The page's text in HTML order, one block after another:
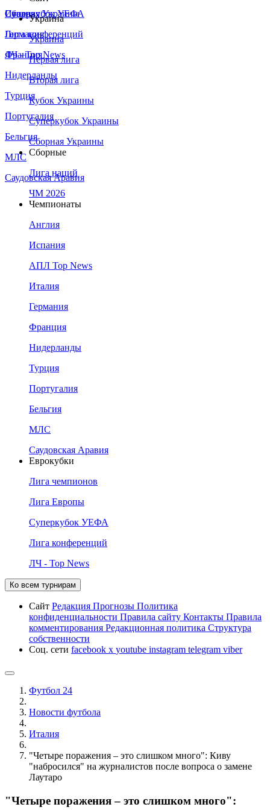
Сборная Украины
Италия
Германия
Франция
Нидерланды
Турция
Португалия
Бельгия
МЛС
Саудовская Аравия
Суперкубок УЕФА
Лига конференций
ЛЧ - Top News
Украина
Украина
Первая лига
Вторая лига
Кубок Украины
Суперкубок Украины
Сборная Украины
Сборные
Лига наций
ЧМ 2026
Чемпионаты
Англия
Испания
АПЛ Top News
Италия
Германия
Франция
Нидерланды
Турция
Португалия
Бельгия
МЛС
Саудовская Аравия
Еврокубки
Лига чемпионов
Лига Европы
Суперкубок УЕФА
Лига конференций
ЛЧ - Top News
Ко всем турнирам
Сайт Редакция Прогнозы Политика
конфиденциальности Правила сайту Контакты Правила
комментирования Редакционная политика Структура
собственности
Соц. сети facebook x youtube instagram telegram viber
Футбол 24
Новости футбола
Италия
"Четыре поражения – это слишком много": Киву
"набросился" на журналистов после вопроса о замене
Лаутаро
"Четыре поражения – это слишком много":